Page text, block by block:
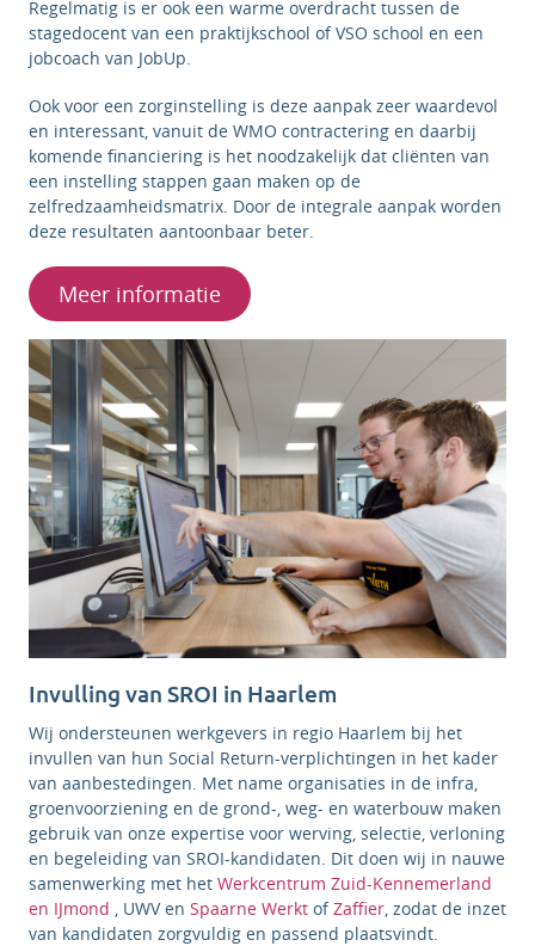
Regelmatig is er ook een warme overdracht tussen de
stagedocent van een praktijkschool of VSO school en een
jobcoach van JobUp.
Ook voor een zorginstelling is deze aanpak zeer waardevol
en interessant, vanuit de WMO contractering en daarbij
komende financiering is het noodzakelijk dat cliënten van
een instelling stappen gaan maken op de
zelfredzaamheidsmatrix. Door de integrale aanpak worden
deze resultaten aantoonbaar beter.
Meer informatie
Invulling van SROI in Haarlem
Wij ondersteunen werkgevers in regio Haarlem bij het
invullen van hun Social Return-verplichtingen in het kader
van aanbestedingen. Met name organisaties in de infra,
groenvoorziening en de grond-, weg- en waterbouw maken
gebruik van onze expertise voor werving, selectie, verloning
en begeleiding van SROI-kandidaten. Dit doen wij in nauwe
samenwerking met het Werkcentrum Zuid-Kennemerland
en IJmond , UWV en Spaarne Werkt ofZaffier, zodat de inzet
van kandidaten zorgvuldig en passend plaatsvindt.